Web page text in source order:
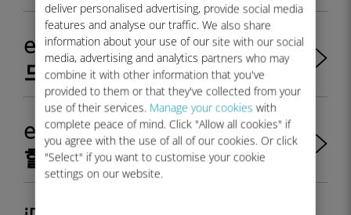
deliver personalised advertising, provide social media
features and analyse our traffic. We also share
information about your use of our site with our social
media, advertising and analytics partners who may
combine it with other information that you've
provided to them or that they've collected from your
use of their services. Manage your cookies with
complete peace of mind. Click "Allow all cookies" if
you agree with the use of all of our cookies. Or click
"Select" if you want to customise your cookie
settings on our website.
eSIM을 설치한 후에도 SIM 카
드를 계속 사용할 수 있나요?
eSIM에서 실제 SIM으로 전환
할 수 있나요?